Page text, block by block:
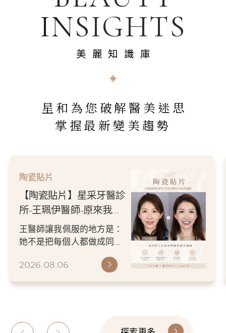
INSIGHTS
美麗知識庫
星和為您破解醫美迷思
掌握最新變美趨勢
陶瓷貼片
【陶瓷貼片】星采牙醫診
所-王珮伊醫師-原來我的
不愛笑，只是不喜歡自己
原本的牙齒
王醫師讓我佩服的地方是：
她不是把每個人都做成同一
更適合自己的樣子。 現...
2026.08.06